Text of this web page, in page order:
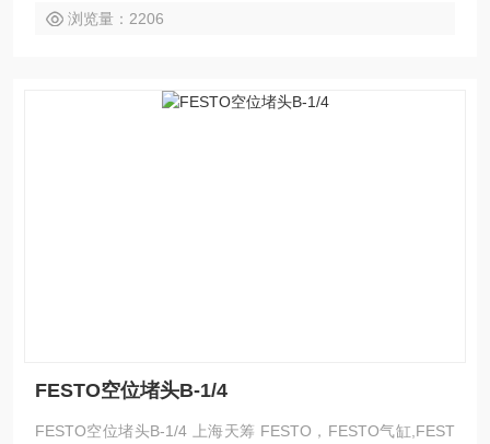
浏览量：2206
FESTO空位堵头B-1/4
FESTO空位堵头B-1/4 上海天筹 FESTO，FESTO气缸,FEST